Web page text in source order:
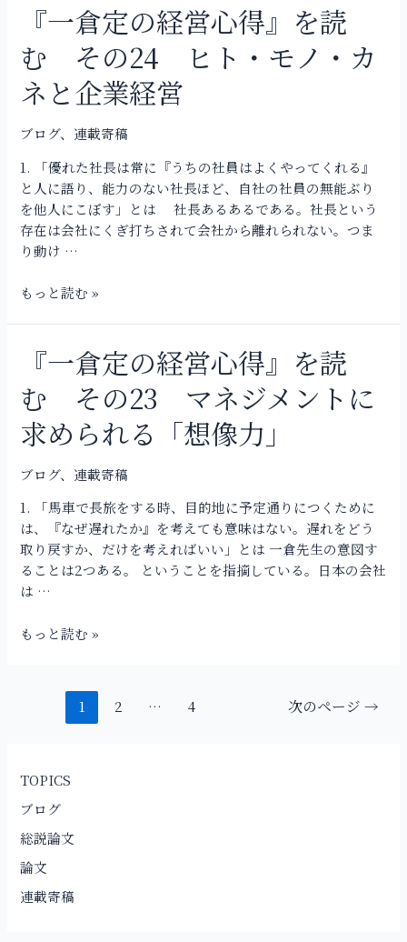
「放
任
で
な
状
『一倉定の経営心得』を読
む その24 ヒト・モノ・カ
ネと企業経営
ブログ、 連載寄稿
1. 「優れた社長は常に『うちの社員はよくやってくれる』
と人に語り、能力のない社長ほど、自社の社員の無能ぶり
を他人にこぼす」とは 社長あるあるである。社長という
存在は会社にくぎ打ちされて会社から離れられない。つま
り動け …
『一
定
の
経
心
得』
を
読
む
そ
24
ト・
ノ・
カ
ネ
と
企
業
営
もっと読む »
『一倉定の経営心得』を読
む その23 マネジメントに
求められる「想像力」
ブログ、 連載寄稿
1. 「馬車で長旅をする時、目的地に予定通りにつくために
は、『なぜ遅れたか』を考えても意味はない。遅れをどう
取り戻すか、だけを考えればいい」とは 一倉先生の意図す
ることは2つある。 ということを指摘している。日本の会社
は …
『一
定
の
経
心
得』
を
読
む
そ
23
マ
に
め
ら
る
「想
もっと読む »
1 2 … 4 次のページ →
TOPICS
ブログ
総説論文
論文
連載寄稿